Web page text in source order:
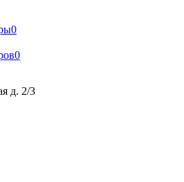
0
0
д. 2/3